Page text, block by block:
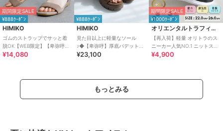
期間限定SALE
¥888ｸｰﾎﾟﾝ
HIMIKO
ゴムのストラップでサッと着
脱OK【WEB限定】【卑弥呼
26SS】ゴムストラップサンダ
¥14,080
¥888ｸｰﾎﾟﾝ
HIMIKO
見た目以上に軽量なソール
♪◆【卑弥呼】厚底パデットサ
ンダル/661201
¥23,100
期間限定SALE
¥1000ｸｰﾎﾟﾝ
オリエンタルトラフィック
【再入荷】軽量 オリトラのス
ニーカー人気NO.1 ニットスニ
ーカー スリッポン /3709
¥4,900
もっとみる